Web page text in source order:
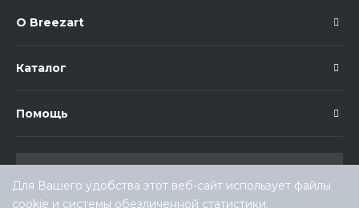
О Breezart
Каталог
Помощь
Для Вашего удобства этот веб-сайт использует файлы
cookie и системы обезличенной статистики.